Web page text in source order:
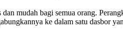
mudah bagi semua orang.
ke dalam satu dasbor